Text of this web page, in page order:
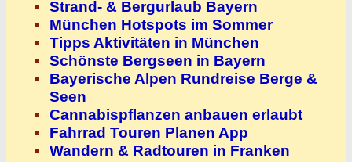
Strand- & Bergurlaub Bayern
München Hotspots im Sommer
Tipps Aktivitäten in München
Schönste Bergseen in Bayern
Bayerische Alpen Rundreise Berge &
Seen
Cannabispflanzen anbauen erlaubt
Fahrrad Touren Planen App
Wandern & Radtouren in Franken